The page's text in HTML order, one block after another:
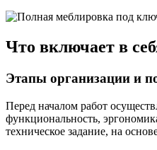
Что включает в
Этапы организации и
Перед началом работ
функциональность,
техническое задание, на